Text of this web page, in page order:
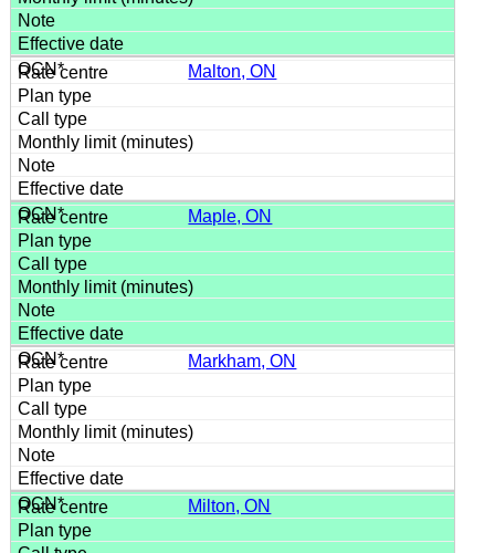
Malton, ON
Maple, ON
Markham, ON
Milton, ON